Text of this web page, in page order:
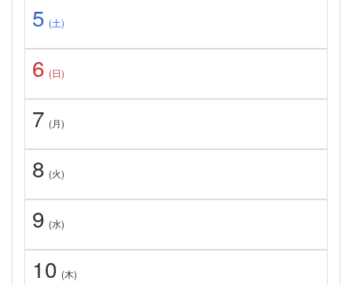
5 (土)
6 (日)
7 (月)
8 (火)
9 (水)
10 (木)